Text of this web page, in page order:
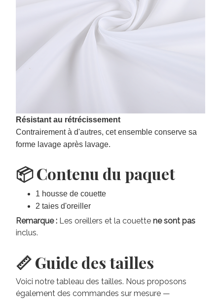
Résistant au rétrécissement
Contrairement à d'autres, cet ensemble conserve sa
forme lavage après lavage.
📦 Contenu du paquet
1 housse de couette
2 taies d'oreiller
Remarque : Les oreillers et la couette ne sont pas
inclus.
📏 Guide des tailles
Voici notre tableau des tailles. Nous proposons
également des commandes sur mesure —